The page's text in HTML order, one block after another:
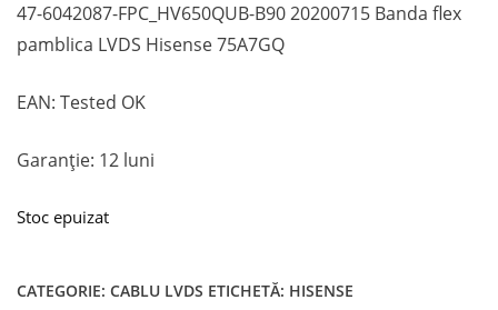
47-6042087-FPC_HV650QUB-B90 20200715 Banda flex
pamblica LVDS Hisense 75A7GQ
EAN: Tested OK
Garanție: 12 luni
Stoc epuizat
CATEGORIE: CABLU LVDS ETICHETĂ: HISENSE